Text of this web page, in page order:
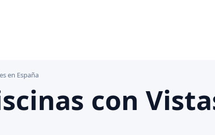
en España
con